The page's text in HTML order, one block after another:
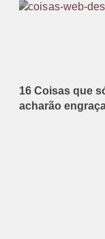
16 Coisas que
acharão